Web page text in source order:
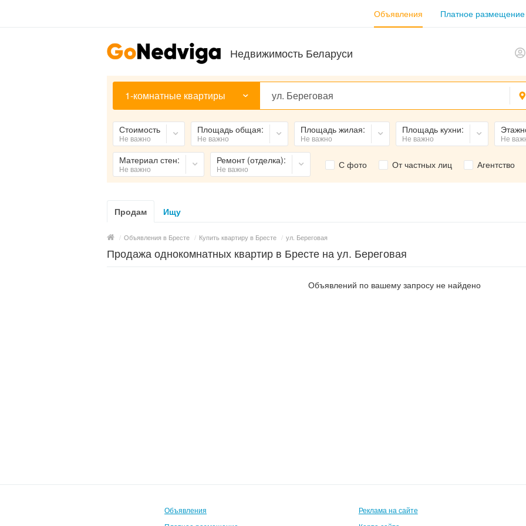
Объявления Платное размещение
Недвижимость Беларуси
1-комнатные квартиры
Стоимость
Не важно
Площадь общая:
Не важно
Площадь жилая:
Не важно
Площадь кухни:
Не важно Не
Материал стен:
Не важно
Ремонт (отделка):
Не важно С фото От частных лиц Агентство
Продам Ищу
/ Объявления в Бресте / Купить квартиру в Бресте / ул. Береговая
Продажа однокомнатных квартир в Бресте на ул. Береговая
Объявлений по вашему запросу не найдено
Объявления
Реклама на сайте